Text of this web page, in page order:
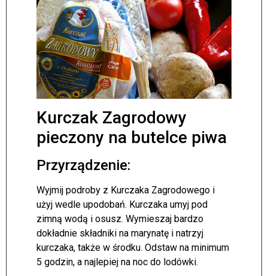
Kurczak Zagrodowy
pieczony na butelce piwa
Przyrządzenie:
Wyjmij podroby z Kurczaka Zagrodowego i
użyj wedle upodobań. Kurczaka umyj pod
zimną wodą i osusz. Wymieszaj bardzo
dokładnie składniki na marynatę i natrzyj
kurczaka, także w środku. Odstaw na minimum
5 godzin, a najlepiej na noc do lodówki.